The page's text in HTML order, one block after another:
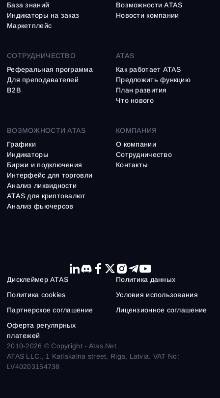
ВОЗМОЖНОСТИ ATAS
Графики
Индикаторы
Биржи и подключения
Интерфейс для торговли
Анализ ликвидности
ATAS для криптовалют
Анализ фьючерсов
База знаний
Индикаторы на заказ
Маркетплейс
Возможности ATAS
Новости компании
СОТРУДНИЧЕСТВО
Реферальная программа
Для преподавателей
B2B
ATAS
Как работает ATAS
Предложить функцию
План развития
Что нового
КОМПАНИЯ
О компании
Сотрудничество
Контакты
2010-2026 © Copyright - Atas.Net
ATAS LLC., 1 Katlakalna street, Riga, Latvia. VAT No:
LV40203154738
Дисклеймер ATAS
Политика данных
Политика cookies
Условия использования
Партнерское соглашение
Лицензионное соглашение
Оферта регулярных
платежей